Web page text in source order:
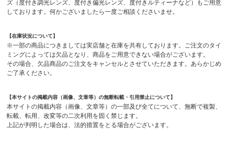
ズ（度付き調光レンズ、度付き偏光レンズ、度付きルティーナなど）もご用意
しております。何かございましたら一度ご相談くださいませ。
【在庫状況について】
※一部の商品につきましては実店舗と在庫を共有しております。ご注文のタイ
ミングによっては欠品となり、商品をご用意できない場合がございます。
その場合、欠品商品のご注文をキャンセルとさせていただきます。あらかじめ
ご了承ください。
【本サイトの掲載内容（画像、文章等）の無断転載・引用禁止について】
本サイトの掲載内容（画像、文章等）の一部及び全てについて、無断で複製、
転載、転用、改変等の二次利用を固く禁じます。
上記が判明した場合は、法的措置をとる場合がございます。